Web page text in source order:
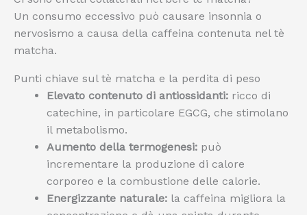
Un consumo eccessivo può causare insonnia o
nervosismo a causa della caffeina contenuta nel tè
matcha.
Punti chiave sul tè matcha e la perdita di peso
Elevato contenuto di antiossidanti: ricco di
catechine, in particolare EGCG, che stimolano
il metabolismo.
Aumento della termogenesi: può
incrementare la produzione di calore
corporeo e la combustione delle calorie.
Energizzante naturale: la caffeina migliora la